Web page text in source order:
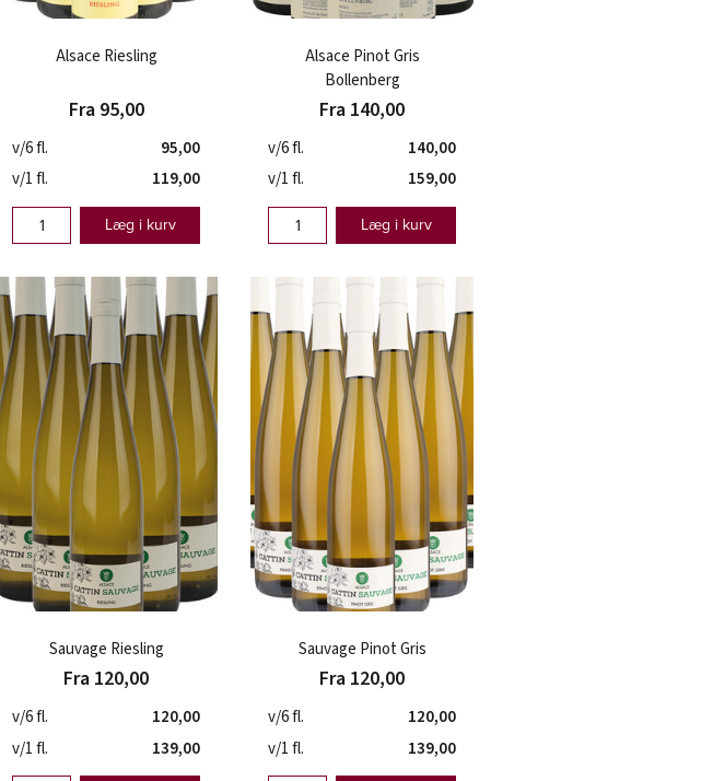
Alsace Riesling
Fra 95,00
v/6 fl.
95,00
v/1 fl.
119,00
Læg i kurv
Alsace Pinot Gris
Bollenberg
Fra 140,00
v/6 fl.
140,00
v/1 fl.
159,00
Læg i kurv
Sauvage Riesling
Fra 120,00
v/6 fl.
120,00
v/1 fl.
139,00
Sauvage Pinot Gris
Fra 120,00
v/6 fl.
120,00
v/1 fl.
139,00